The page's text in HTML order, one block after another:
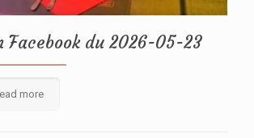
Facebook du 2026-05-23
more